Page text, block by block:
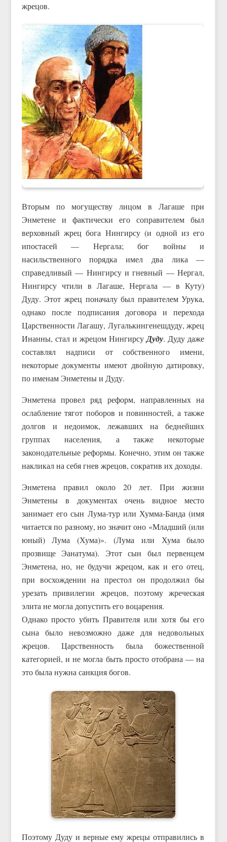
жрецов.
Вторым по могуществу лицом в Лагаше при
Энметене и фактически его соправителем был
верховный жрец бога Нингирсу (и одной из его
ипостасей — Нергала; бог войны и
насильственного порядка имел два лика —
справедливый — Нингирсу и гневный — Нергал,
Нингирсу чтили в Лагаше, Нергала — в Куту)
Дуду. Этот жрец поначалу был правителем Урука,
однако после подписания договора и перехода
Царственности Лагашу, Лугалькингенешдуду, жрец
Инанны, стал и жрецом НингирсуДуду. Дуду даже
составлял надписи от собственного имени,
некоторые документы имеют двойную датировку,
по именам Энметены и Дуду.
Энметена провел ряд реформ, направленных на
ослабление тягот поборов и повинностей, а также
долгов и недоимок, лежавших на беднейших
группах населения, а также некоторые
законодательные реформы. Конечно, этим он также
накликал на себя гнев жрецов, сократив их доходы.
Энметена правил около 20 лет. При жизни
Энметены в документах очень видное место
занимает его сын Лума-тур или Хумма-Банда (имя
читается по разному, но значит оно «Младший (или
юный) Лума (Хума)». (Лума или Хума было
прозвище Эанатума). Этот сын был первенцем
Энметена, но, не будучи жрецом, как и его отец,
при восхождении на престол он продолжил бы
урезать привилегии жрецов, поэтому жреческая
элита не могла допустить его воцарения.
Однако просто убить Правителя или хотя бы его
сына было невозможно даже для недовольных
жрецов. Царственность была божественной
категорией, и не могла быть просто отобрана — на
это была нужна санкция богов.
Поэтому Дуду и верные ему жрецы отправились в